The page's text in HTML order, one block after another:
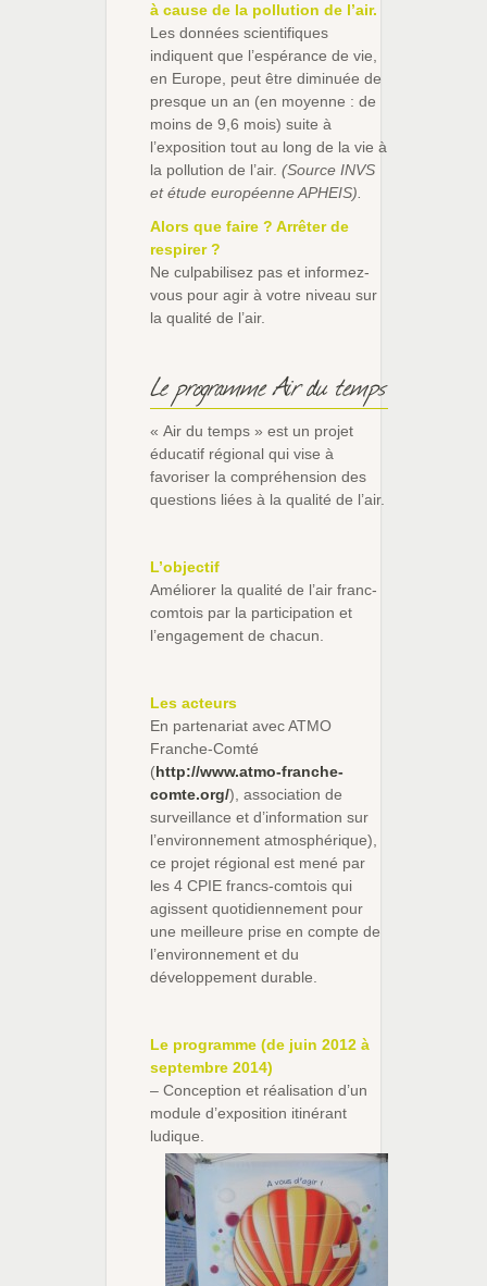
à cause de la pollution de l’air.
Les données scientifiques
indiquent que l’espérance de vie,
en Europe, peut être diminuée de
presque un an (en moyenne : de
moins de 9,6 mois) suite à
l’exposition tout au long de la vie à
la pollution de l’air. (Source INVS
et étude européenne APHEIS).
Alors que faire ? Arrêter de
respirer ?
Ne culpabilisez pas et informez-
vous pour agir à votre niveau sur
la qualité de l’air.
Le programme Air du temps
« Air du temps » est un projet
éducatif régional qui vise à
favoriser la compréhension des
questions liées à la qualité de l’air.
L’objectif
Améliorer la qualité de l’air franc-
comtois par la participation et
l’engagement de chacun.
Les acteurs
En partenariat avec ATMO
Franche-Comté
(http://www.atmo-franche-
comte.org/), association de
surveillance et d’information sur
l’environnement atmosphérique),
ce projet régional est mené par
les 4 CPIE francs-comtois qui
agissent quotidiennement pour
une meilleure prise en compte de
l’environnement et du
développement durable.
Le programme (de juin 2012 à
septembre 2014)
– Conception et réalisation d’un
module d’exposition itinérant
ludique.